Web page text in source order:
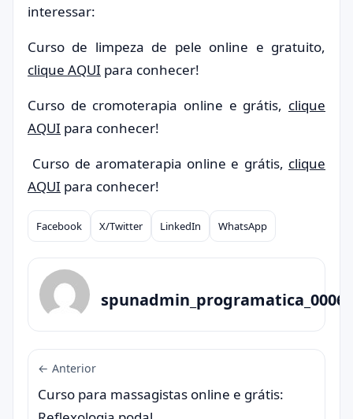
interessar:
Curso de limpeza de pele online e gratuito,
clique AQUI para conhecer!
Curso de cromoterapia online e grátis, clique
AQUI para conhecer!
Curso de aromaterapia online e grátis, clique
AQUI para conhecer!
Compartilhar
Facebook X/Twitter LinkedIn WhatsApp
spunadmin_programatica_0006
← Anterior
Curso para massagistas online e grátis: